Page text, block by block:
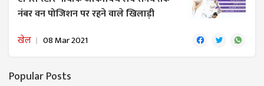
नंबर वन पोजिशन पर रहने वाले खिलाड़ी
खेल 08 Mar 2021
Popular Posts